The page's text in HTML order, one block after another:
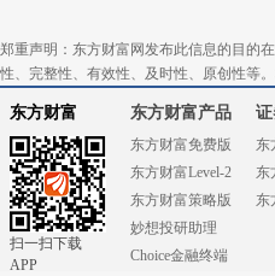
郑重声明：东方财富网发布此信息的目的
性、完整性、有效性、及时性、原创性等
东方财富
扫一扫下载
APP
东方财富产品
东方财富免费版
东方财富Level-2
东方财富策略版
妙想投研助理
Choice金融终端
东
东
东